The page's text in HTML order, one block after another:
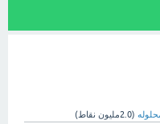
(2.0مليون نقاط)